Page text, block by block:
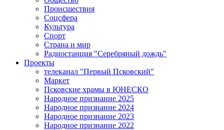
Происшествия
Соцсфера
Культура
Спорт
Страна и мир
Радиостанция "Серебряный дождь"
Проекты
телеканал "Первый Псковский"
Маркет
Псковские храмы в ЮНЕСКО
Народное признание 2025
Народное признание 2024
Народное признание 2023
Народное признание 2022